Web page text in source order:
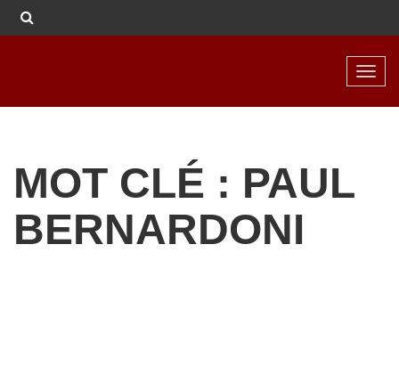
MOT CLÉ : PAUL
BERNARDONI